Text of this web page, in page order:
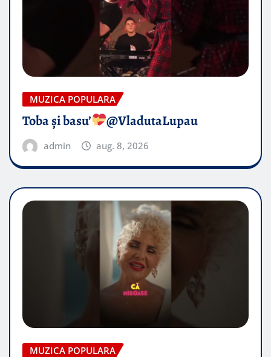
MUZICA POPULARA
Toba și basu’ @VladutaLupau
admin aug. 8, 2026
MUZICA POPULARA